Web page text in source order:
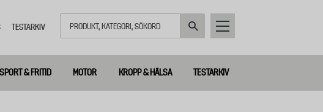
TESTARKIV
SPORT & FRITID MOTOR KROPP & HÄLSA TESTARKIV